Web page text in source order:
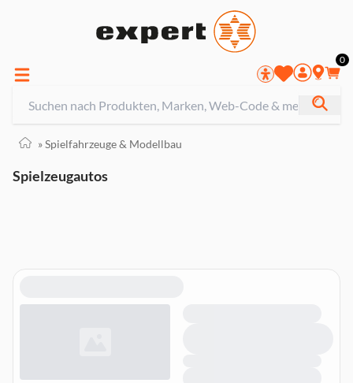
0
»Spielfahrzeuge & Modellbau
Spielzeugautos